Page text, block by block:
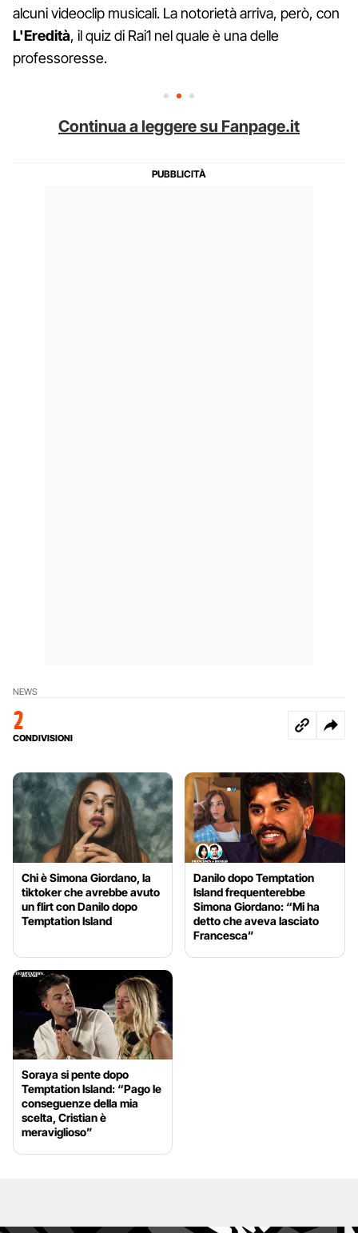
alcuni videoclip musicali. La notorietà arriva, però, con
L'Eredità, il quiz di Rai1 nel quale è una delle
professoresse.
Continua a leggere su Fanpage.it
NEWS
2
CONDIVISIONI
Chi è Simona Giordano, la
tiktoker che avrebbe avuto
un flirt con Danilo dopo
Temptation Island
Danilo dopo Temptation
Island frequenterebbe
Simona Giordano: “Mi ha
detto che aveva lasciato
Francesca”
Soraya si pente dopo
Temptation Island: “Pago le
conseguenze della mia
scelta, Cristian è
meraviglioso”